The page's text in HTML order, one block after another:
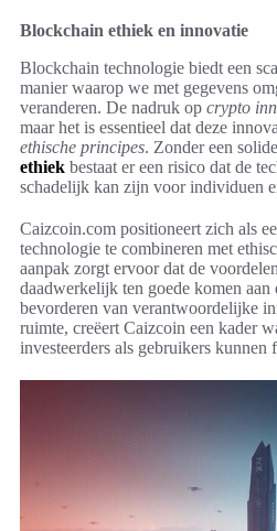
Blockchain ethiek en innovatie
Blockchain technologie biedt een
manier waarop we met gegevens
veranderen. De nadruk op crypto
maar het is essentieel dat deze
ethische principes. Zonder een
ethiek bestaat er een risico dat de
schadelijk kan zijn voor individuen
Caizcoin.com positioneert zich als
technologie te combineren met
aanpak zorgt ervoor dat de
daadwerkelijk ten goede komen
bevorderen van verantwoordelijke
ruimte, creëert Caizcoin een kader
investeerders als gebruikers kunnen